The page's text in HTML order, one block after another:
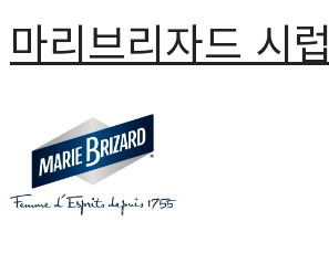
마리브리자드 시럽